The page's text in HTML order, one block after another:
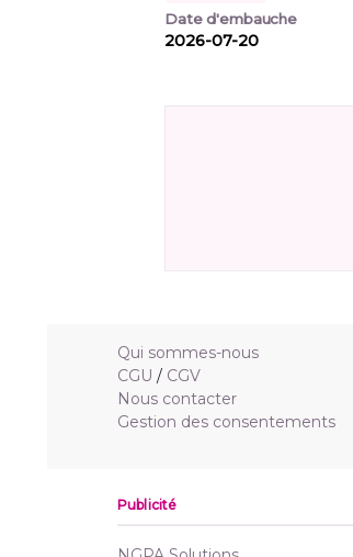
Date d'embauche
2026-07-20
Qui sommes-nous
CGU / CGV
Nous contacter
Gestion des consentements
Publicité